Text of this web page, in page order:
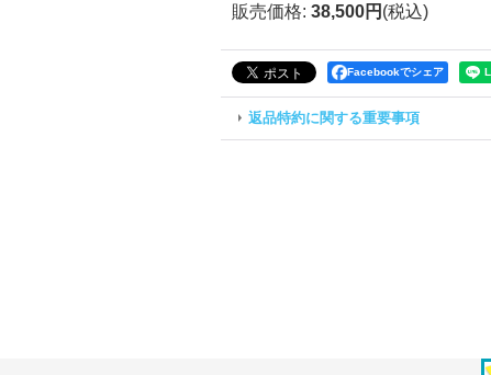
販売価格: 38,500円 (税込)
Facebookでシェア
返品特約に関する重要事項